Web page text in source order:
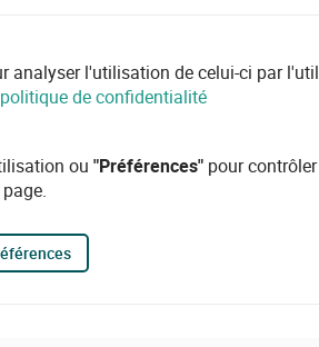
analyser l'utilisation de celui-ci par
politique de confidentialité
ou "Préférences" pour